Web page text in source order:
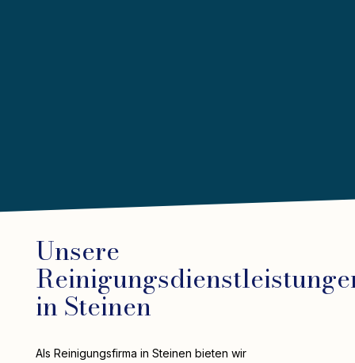
Unsere
in Steinen
Als Reinigungsfirma in Steinen bieten wir